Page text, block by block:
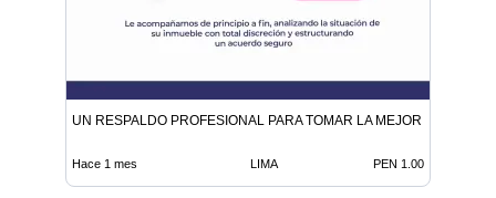
UN RESPALDO PROFESIONAL PARA TOMAR LA MEJOR DECISIÓN
Hace 1 mes LIMA PEN 1.00